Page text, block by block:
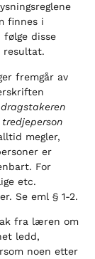
finnes i
følge disse
resultat.
fremgår av
megler,
er
For
etc.
Se eml § 1-2.
fra læren om
ledd,
noen etter